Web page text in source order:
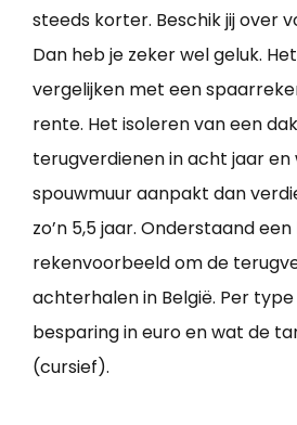
steeds korter. Beschik jij over
Dan heb je zeker wel geluk.
vergelijken met een
rente. Het isoleren van een
terugverdienen in acht jaar en
spouwmuur aanpakt dan
zo’n 5,5 jaar. Onderstaand
rekenvoorbeeld om de
achterhalen in België. Per
besparing in euro en wat de
(cursief).